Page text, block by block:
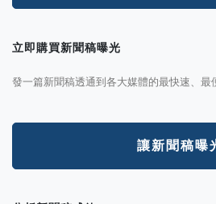
立即購買新聞稿曝光
發一篇新聞稿透通到各大媒體的最快速、最
讓新聞稿曝